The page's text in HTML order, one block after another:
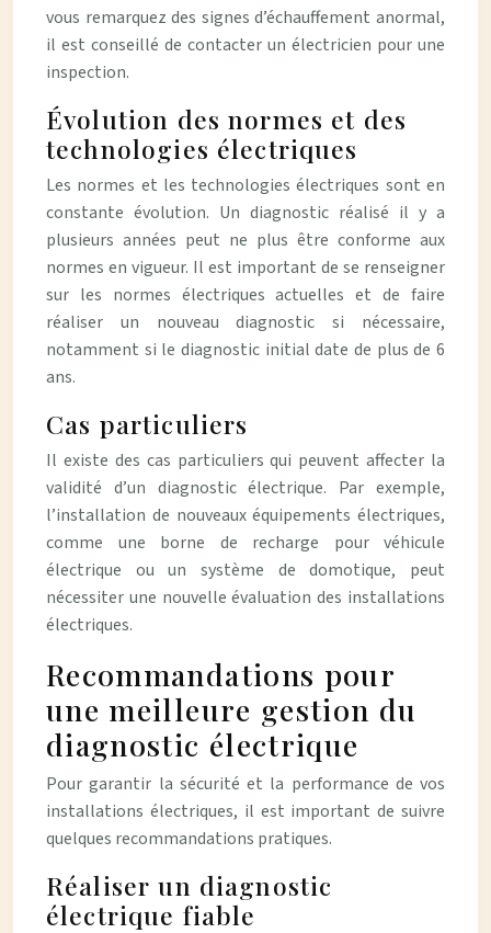
vous remarquez des signes d’échauffement anormal,
il est conseillé de contacter un électricien pour une
inspection.
Évolution des normes et des
technologies électriques
Les normes et les technologies électriques sont en
constante évolution. Un diagnostic réalisé il y a
plusieurs années peut ne plus être conforme aux
normes en vigueur. Il est important de se renseigner
sur les normes électriques actuelles et de faire
réaliser un nouveau diagnostic si nécessaire,
notamment si le diagnostic initial date de plus de 6
ans.
Cas particuliers
Il existe des cas particuliers qui peuvent affecter la
validité d’un diagnostic électrique. Par exemple,
l’installation de nouveaux équipements électriques,
comme une borne de recharge pour véhicule
électrique ou un système de domotique, peut
nécessiter une nouvelle évaluation des installations
électriques.
Recommandations pour
une meilleure gestion du
diagnostic électrique
Pour garantir la sécurité et la performance de vos
installations électriques, il est important de suivre
quelques recommandations pratiques.
Réaliser un diagnostic
électrique fiable